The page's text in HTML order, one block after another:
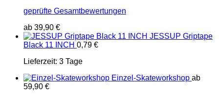
geprüfte Gesamtbewertungen
ab 39,90 €
JESSUP Griptape
Black 11 INCH 0,79 €
Lieferzeit: 3 Tage
Einzel-Skateworkshop ab
59,90 €